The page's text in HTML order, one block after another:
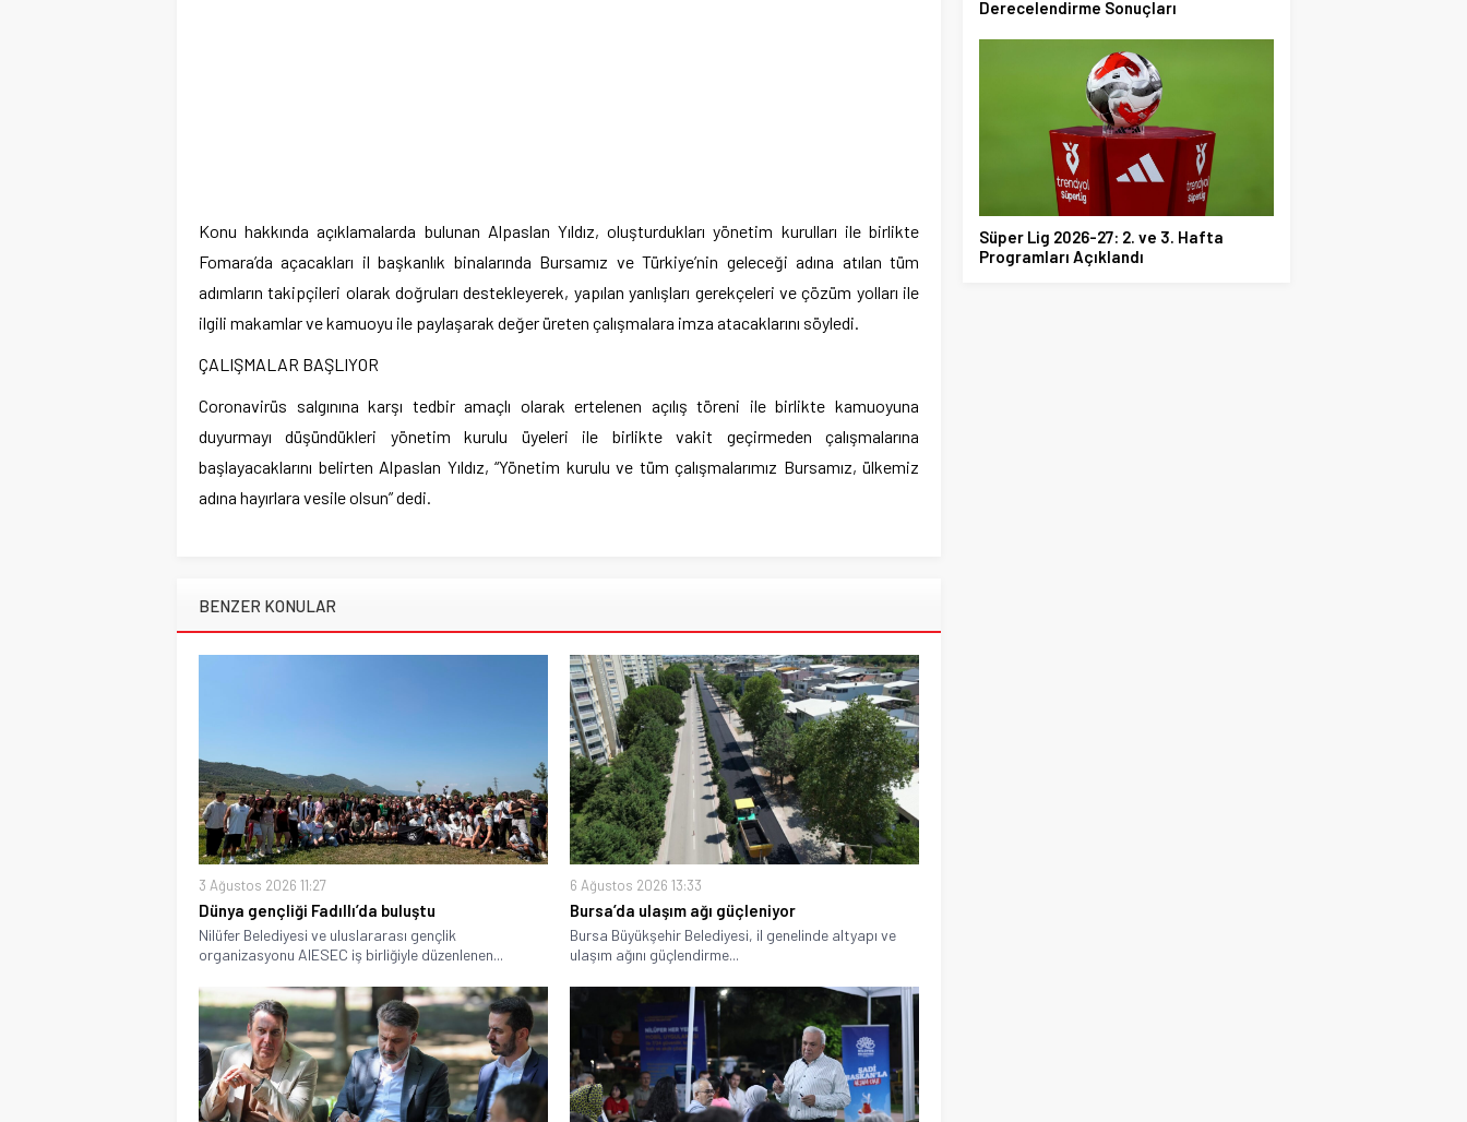
Konu hakkında açıklamalarda bulunan Alpaslan Yıldız, oluşturdukları yönetim kurulları ile birlikte
Fomara’da açacakları il başkanlık binalarında Bursamız ve Türkiye’nin geleceği adına atılan tüm
adımların takipçileri olarak doğruları destekleyerek, yapılan yanlışları gerekçeleri ve çözüm yolları ile
ilgili makamlar ve kamuoyu ile paylaşarak değer üreten çalışmalara imza atacaklarını söyledi.
ÇALIŞMALAR BAŞLIYOR
Coronavirüs salgınına karşı tedbir amaçlı olarak ertelenen açılış töreni ile birlikte kamuoyuna
duyurmayı düşündükleri yönetim kurulu üyeleri ile birlikte vakit geçirmeden çalışmalarına
başlayacaklarını belirten Alpaslan Yıldız, “Yönetim kurulu ve tüm çalışmalarımız Bursamız, ülkemiz
adına hayırlara vesile olsun” dedi.
BENZER KONULAR
3 Ağustos 2026 11:27
Dünya gençliği Fadıllı’da buluştu
Nilüfer Belediyesi ve uluslararası gençlik
organizasyonu AIESEC iş birliğiyle düzenlenen...
6 Ağustos 2026 13:33
Bursa’da ulaşım ağı güçleniyor
Bursa Büyükşehir Belediyesi, il genelinde altyapı ve
ulaşım ağını güçlendirme...
Derecelendirme Sonuçları
Süper Lig 2026-27: 2. ve 3. Hafta
Programları Açıklandı